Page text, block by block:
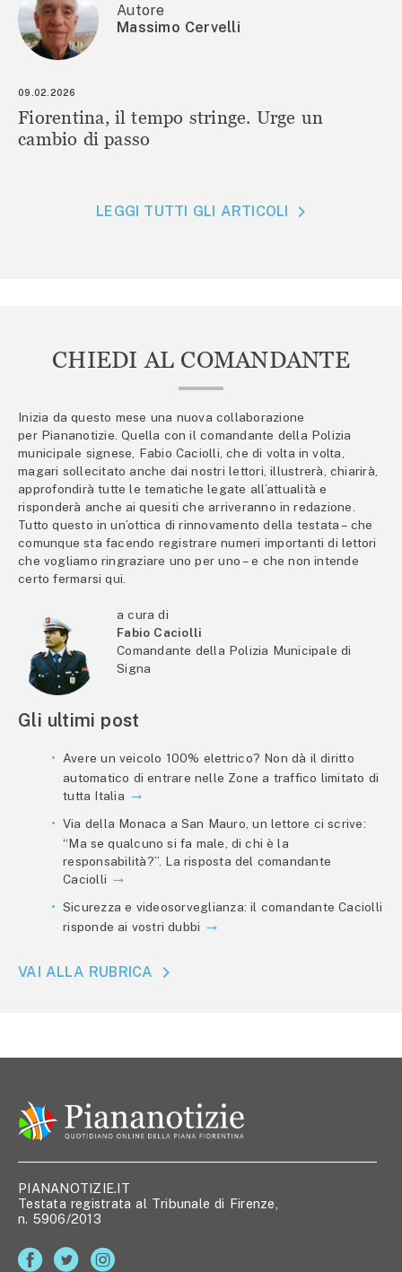
Autore
Massimo Cervelli
09.02.2026
Fiorentina, il tempo stringe. Urge un
cambio di passo
LEGGI TUTTI GLI ARTICOLI
CHIEDI AL COMANDANTE
Inizia da questo mese una nuova collaborazione
per Piananotizie. Quella con il comandante della Polizia
municipale signese, Fabio Caciolli, che di volta in volta,
magari sollecitato anche dai nostri lettori, illustrerà, chiarirà,
approfondirà tutte le tematiche legate all’attualità e
risponderà anche ai quesiti che arriveranno in redazione.
Tutto questo in un’ottica di rinnovamento della testata – che
comunque sta facendo registrare numeri importanti di lettori
che vogliamo ringraziare uno per uno – e che non intende
certo fermarsi qui.
a cura di
Fabio Caciolli
Comandante della Polizia Municipale di
Signa
Gli ultimi post
Avere un veicolo 100% elettrico? Non dà il diritto
automatico di entrare nelle Zone a traffico limitato di
tutta Italia
Via della Monaca a San Mauro, un lettore ci scrive:
“Ma se qualcuno si fa male, di chi è la
responsabilità?”. La risposta del comandante
Caciolli
Sicurezza e videosorveglianza: il comandante Caciolli
risponde ai vostri dubbi
VAI ALLA RUBRICA
PIANANOTIZIE.IT
Testata registrata al Tribunale di Firenze,
n. 5906/2013